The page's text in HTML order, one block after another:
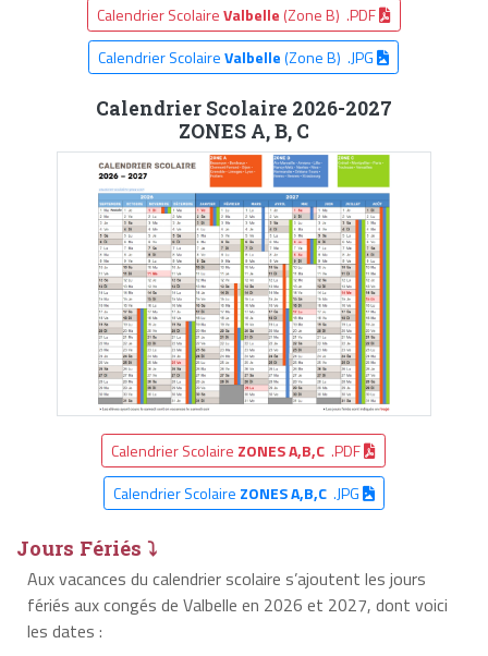
Calendrier ScolaireValbelle (Zone B) .PDF
Calendrier ScolaireValbelle(Zone B) .JPG
Calendrier Scolaire 2026-2027
ZONES A, B, C
Calendrier Scolaire ZONES A,B,C .PDF
Calendrier Scolaire ZONES A,B,C.JPG
Jours Fériés ⤵
Aux vacances du calendrier scolaire s’ajoutent les jours
fériés aux congés de Valbelle en 2026 et 2027, dont voici
les dates :